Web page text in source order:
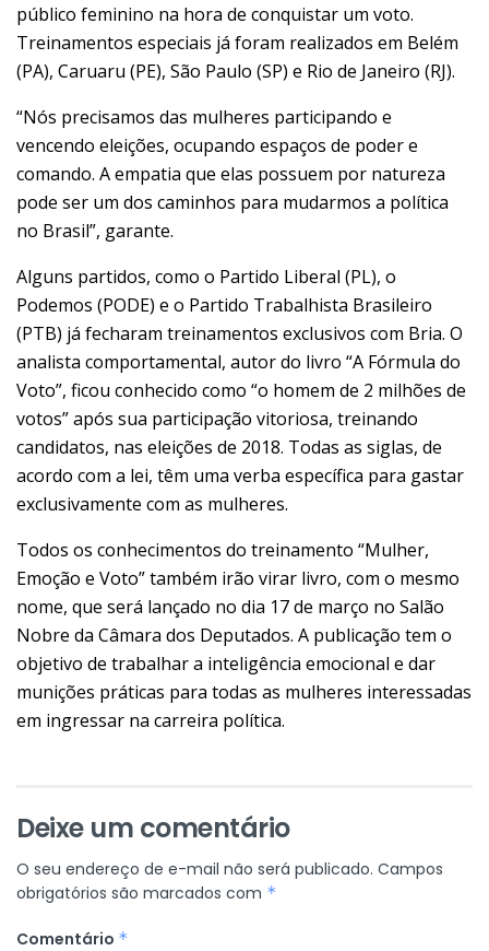
público feminino na hora de conquistar um voto.
Treinamentos especiais já foram realizados em Belém
(PA), Caruaru (PE), São Paulo (SP) e Rio de Janeiro (RJ).
“Nós precisamos das mulheres participando e
vencendo eleições, ocupando espaços de poder e
comando. A empatia que elas possuem por natureza
pode ser um dos caminhos para mudarmos a política
no Brasil”, garante.
Alguns partidos, como o Partido Liberal (PL), o
Podemos (PODE) e o Partido Trabalhista Brasileiro
(PTB) já fecharam treinamentos exclusivos com Bria. O
analista comportamental, autor do livro “A Fórmula do
Voto”, ficou conhecido como “o homem de 2 milhões de
votos” após sua participação vitoriosa, treinando
candidatos, nas eleições de 2018. Todas as siglas, de
acordo com a lei, têm uma verba específica para gastar
exclusivamente com as mulheres.
Todos os conhecimentos do treinamento “Mulher,
Emoção e Voto” também irão virar livro, com o mesmo
nome, que será lançado no dia 17 de março no Salão
Nobre da Câmara dos Deputados. A publicação tem o
objetivo de trabalhar a inteligência emocional e dar
munições práticas para todas as mulheres interessadas
em ingressar na carreira política.
Deixe um comentário
O seu endereço de e-mail não será publicado. Campos
obrigatórios são marcados com *
Comentário *